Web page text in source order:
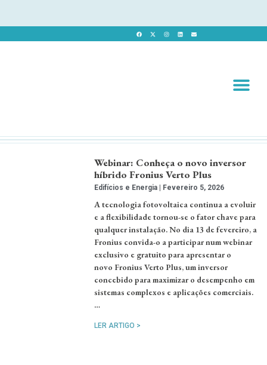
Webinar: Conheça o novo inversor
híbrido Fronius Verto Plus
Edifícios e Energia Fevereiro 5, 2026
A tecnologia fotovoltaica continua a evoluir
e a flexibilidade tornou-se o fator chave para
qualquer instalação. No dia 13 de fevereiro, a
Fronius convida-o a participar num webinar
exclusivo e gratuito para apresentar o
novo Fronius Verto Plus, um inversor
concebido para maximizar o desempenho em
sistemas complexos e aplicações comerciais.
…
LER ARTIGO >